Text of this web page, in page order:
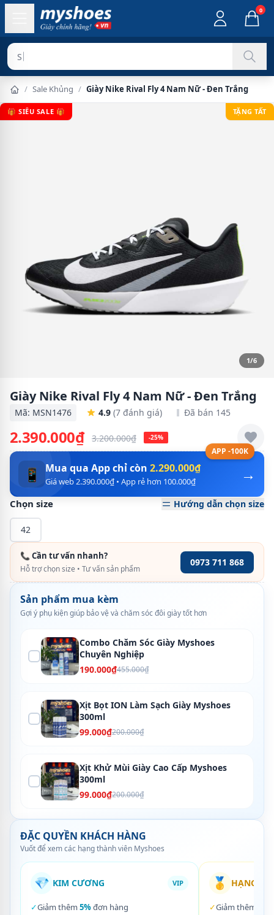
0
Sản phẩm ch
/ Sale Khủng / Giày Nike Rival Fly 4 Nam Nữ - Đen Trắng
🎁 SIÊU SALE 🎁 TẶNG TẤT
1/6
Giày Nike Rival Fly 4 Nam Nữ - Đen Trắng
Mã: MSN1476 4.9 (7 đánh giá) Đã bán 145
2.390.000₫ 3.200.000₫ -25%
APP -100K
→
📱 Mua qua App chỉ còn 2.290.000₫
Giá web 2.390.000₫ • App rẻ hơn 100.000₫
Chọn size Hướng dẫn chọn size
42
📞 Cần tư vấn nhanh?
Hỗ trợ chọn size • Tư vấn sản phẩm
0973 711 868
Sản phẩm mua kèm
Gợi ý phụ kiện giúp bảo vệ và chăm sóc đôi giày tốt hơn
Combo Chăm Sóc Giày Myshoes
Chuyên Nghiệp
190.000₫455.000₫
Xịt Bọt ION Làm Sạch Giày Myshoes
300ml
99.000₫200.000₫
Xịt Khử Mùi Giày Cao Cấp Myshoes
300ml
99.000₫200.000₫
ĐẶC QUYỀN KHÁCH HÀNG
Vuốt để xem các hạng thành viên Myshoes
💎 KIM CƯƠNG VIP
✓Giảm thêm 5%đơn hàng
🥇 HẠNG
✓Giảm thêm